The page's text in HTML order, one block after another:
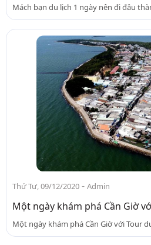
Mách bạn du lịch 1 ngày nên đi đâu
Thứ Tư, 09/12/2020 - Admin
Một ngày khám phá Cần Giờ
Một ngày khám phá Cần Giờ với Tour